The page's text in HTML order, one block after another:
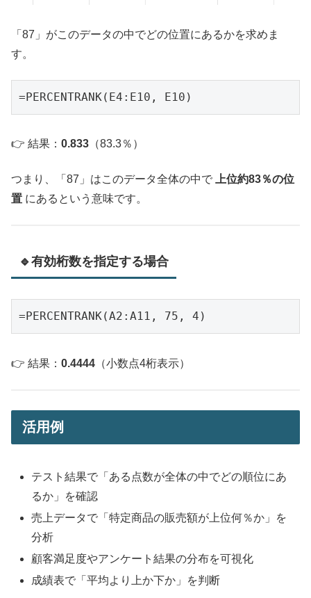
「87」がこのデータの中でどの位置にあるかを求めま
す。
👉 結果： 0.833 （83.3％）
つまり、「87」はこのデータ全体の中で
上位約83％の位
置 にあるという意味です。
🔹有効桁数を指定する場合
👉 結果： 0.4444 （小数点4桁表示）
活用例
テスト結果で「ある点数が全体の中でどの順位にあ
るか」を確認
売上データで「特定商品の販売額が上位何％か」を
分析
顧客満足度やアンケート結果の分布を可視化
成績表で「平均より上か下か」を判断